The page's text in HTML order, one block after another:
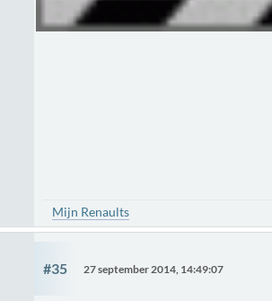
Mijn Renaults
#35 27 september 2014, 14:49:07